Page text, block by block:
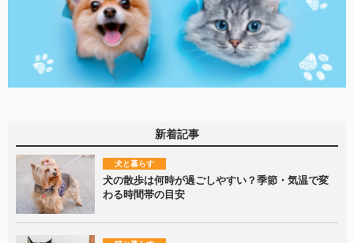
新着記事
犬と暮らす
犬の散歩は何時が過ごしやすい？季節・気温で変
わる時間帯の目安